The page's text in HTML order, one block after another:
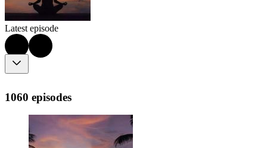
Latest episode
1060 episodes